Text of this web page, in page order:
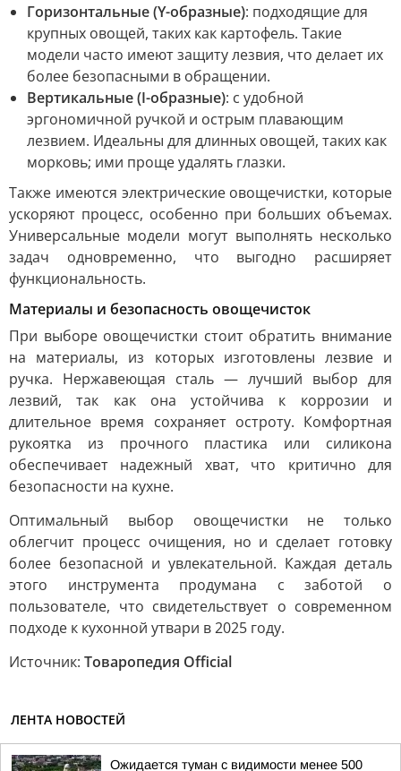
Горизонтальные (Y-образные): подходящие для
крупных овощей, таких как картофель. Такие
модели часто имеют защиту лезвия, что делает их
более безопасными в обращении.
Вертикальные (I-образные): с удобной
эргономичной ручкой и острым плавающим
лезвием. Идеальны для длинных овощей, таких как
морковь; ими проще удалять глазки.
Также имеются электрические овощечистки, которые
ускоряют процесс, особенно при больших объемах.
Универсальные модели могут выполнять несколько
задач одновременно, что выгодно расширяет
функциональность.
Материалы и безопасность овощечисток
При выборе овощечистки стоит обратить внимание
на материалы, из которых изготовлены лезвие и
ручка. Нержавеющая сталь — лучший выбор для
лезвий, так как она устойчива к коррозии и
длительное время сохраняет остроту. Комфортная
рукоятка из прочного пластика или силикона
обеспечивает надежный хват, что критично для
безопасности на кухне.
Оптимальный выбор овощечистки не только
облегчит процесс очищения, но и сделает готовку
более безопасной и увлекательной. Каждая деталь
этого инструмента продумана с заботой о
пользователе, что свидетельствует о современном
подходе к кухонной утвари в 2025 году.
Источник: Товаропедия Official
ЛЕНТА НОВОСТЕЙ
Ожидается туман с видимости менее 500